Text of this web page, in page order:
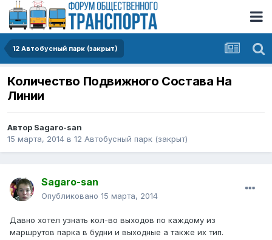
12 Автобусный парк (закрыт)
Количество Подвижного Состава На
Линии
Автор Sagaro-san
15 марта, 2014 в 12 Автобусный парк (закрыт)
Sagaro-san
Опубликовано 15 марта, 2014
Давно хотел узнать кол-во выходов по каждому из
маршрутов парка в будни и выходные а также их тип.